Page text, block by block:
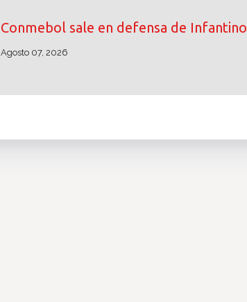
Conmebol sale en defensa de Infantino
Agosto 07, 2026